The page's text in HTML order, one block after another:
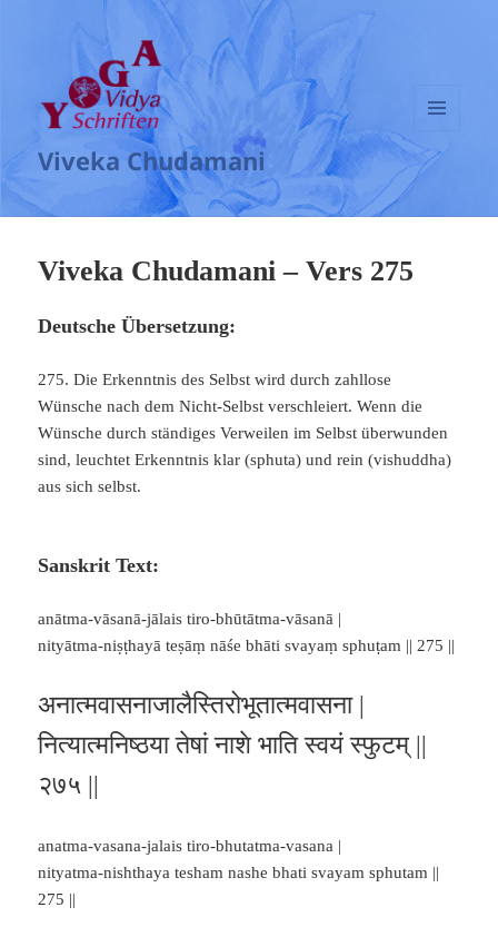
Viveka Chudamani
UND
WIDGETS
Viveka Chudamani – Vers 275
Deutsche Übersetzung:
275. Die Erkenntnis des Selbst wird durch zahllose
Wünsche nach dem Nicht-Selbst verschleiert. Wenn die
Wünsche durch ständiges Verweilen im Selbst überwunden
sind, leuchtet Erkenntnis klar (sphuta) und rein (vishuddha)
aus sich selbst.
Sanskrit Text:
anātma-vāsanā-jālais tiro-bhūtātma-vāsanā |
nityātma-niṣṭhayā teṣāṃ nāśe bhāti svayaṃ sphuṭam || 275 ||
अनात्मवासनाजालैस्तिरोभूतात्मवासना |
नित्यात्मनिष्ठया तेषां नाशे भाति स्वयं स्फुटम् ||
२७५ ||
anatma-vasana-jalais tiro-bhutatma-vasana |
nityatma-nishthaya tesham nashe bhati svayam sphutam ||
275 ||